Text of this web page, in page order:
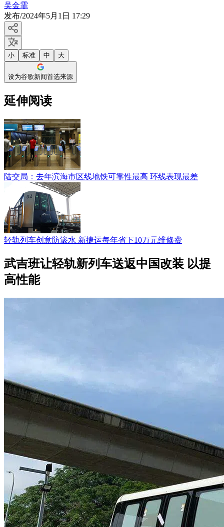
吴金霏
发布/2024年5月1日 17:29
小 标准 中 大
设为谷歌新闻首选来源
延伸阅读
陆交局：去年滨海市区线地铁可靠性最高 环线表现最差
轻轨列车创意防渗水 新捷运每年省下10万元维修费
武吉班让轻轨新列车送返中国改装 以提
高性能